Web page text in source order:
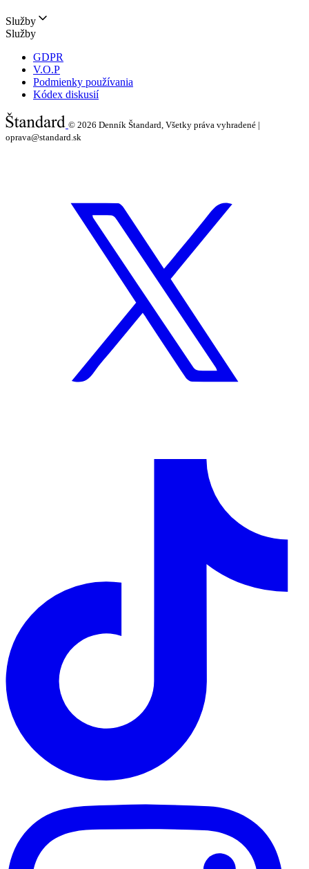
Služby
Služby
GDPR
V.O.P
Podmienky používania
Kódex diskusií
© 2026 Denník Štandard, Všetky práva vyhradené |
oprava@standard.sk